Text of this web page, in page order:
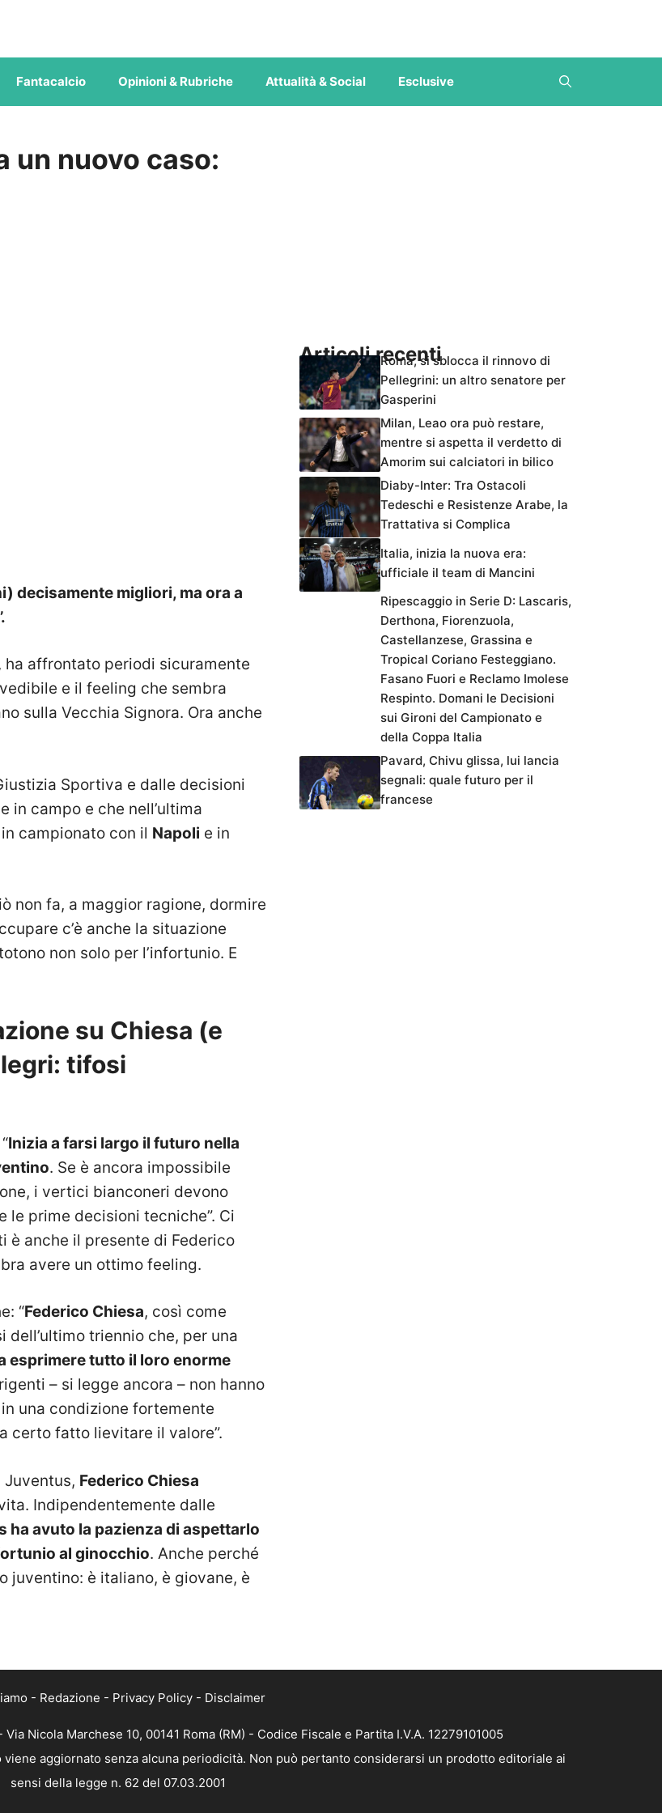
Fantacalcio Opinioni & Rubriche Attualità & Social Esclusive
un nuovo caso:
decisamente migliori, ma ora a
, ha affrontato periodi sicuramente
e il feeling che sembra
sulla Vecchia Signora. Ora anche
Sportiva e dalle decisioni
in campo e che nell’ultima
campionato con il Napoli e in
non fa, a maggior ragione, dormire
c’è anche la situazione
non solo per l’infortunio. E
su Chiesa (e
tifosi
Inizia a farsi largo il futuro nella
. Se è ancora impossibile
i vertici bianconeri devono
le prime decisioni tecniche”. Ci
è anche il presente di Federico
avere un ottimo feeling.
“Federico Chiesa, così come
triennio che, per una
esprimere tutto il loro enorme
– si legge ancora – non hanno
una condizione fortemente
certo fatto lievitare il valore”.
Federico Chiesa
Indipendentemente dalle
ha avuto la pazienza di aspettarlo
al ginocchio. Anche perché
è italiano, è giovane, è
Articoli recentiRoma, si sblocca il rinnovo di
Pellegrini: un altro senatore per
Gasperini
Milan, Leao ora può restare,
mentre si aspetta il verdetto di
Amorim sui calciatori in bilico
Diaby-Inter: Tra Ostacoli
Tedeschi e Resistenze Arabe, la
Trattativa si Complica
Italia, inizia la nuova era:
ufficiale il team di Mancini
Ripescaggio in Serie D: Lascaris,
Derthona, Fiorenzuola,
Castellanzese, Grassina e
Tropical Coriano Festeggiano.
Fasano Fuori e Reclamo Imolese
Respinto. Domani le Decisioni
sui Gironi del Campionato e
della Coppa Italia
Pavard, Chivu glissa, lui lancia
segnali: quale futuro per il
francese
- Redazione - Privacy Policy - Disclaimer
Nicola Marchese 10, 00141 Roma (RM) - Codice Fiscale e Partita I.V.A. 12279101005
aggiornato senza alcuna periodicità. Non può pertanto considerarsi un prodotto editoriale ai
sensi della legge n. 62 del 07.03.2001